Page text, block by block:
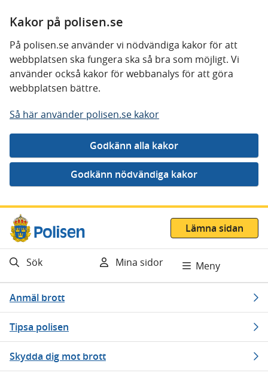
Kakor på polisen.se
På polisen.se använder vi nödvändiga kakor för att
webbplatsen ska fungera ska så bra som möjligt. Vi
använder också kakor för webbanalys för att göra
webbplatsen bättre.
Så här använder polisen.se kakor
Gå direkt till innehåll
Lämna sidan
Sök Mina sidor Meny
Anmäl brott
Tipsa polisen
Skydda dig mot brott